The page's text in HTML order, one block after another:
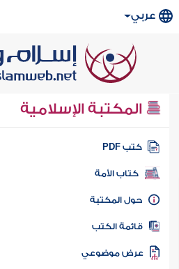
عربي
المكتبة الإسلامية
كتب PDF
كتاب الأمة
المكتبة
الكتب